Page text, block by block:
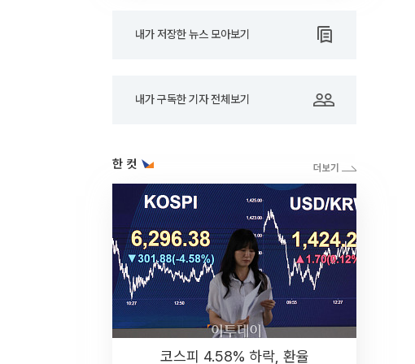
내가 저장한 뉴스 모아보기
내가 구독한 기자 전체보기
한 컷
코스피 4.58% 하락, 환율